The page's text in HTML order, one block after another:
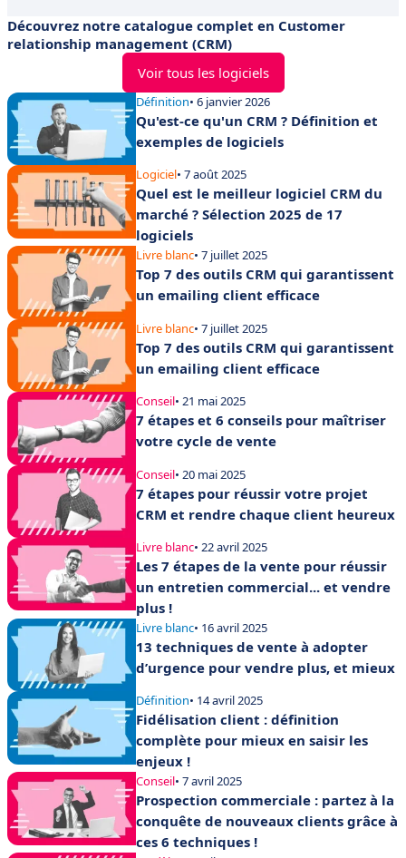
Découvrez notre catalogue complet en Customer
relationship management (CRM)
Voir tous les logiciels
Définition• 6 janvier 2026
Qu'est-ce qu'un CRM ? Définition et
exemples de logiciels
Logiciel• 7 août 2025
Quel est le meilleur logiciel CRM du
marché ? Sélection 2025 de 17
logiciels
Livre blanc• 7 juillet 2025
Top 7 des outils CRM qui garantissent
un emailing client efficace
Livre blanc• 7 juillet 2025
Top 7 des outils CRM qui garantissent
un emailing client efficace
Conseil• 21 mai 2025
7 étapes et 6 conseils pour maîtriser
votre cycle de vente
Conseil• 20 mai 2025
7 étapes pour réussir votre projet
CRM et rendre chaque client heureux
Livre blanc• 22 avril 2025
Les 7 étapes de la vente pour réussir
un entretien commercial... et vendre
plus !
Livre blanc• 16 avril 2025
13 techniques de vente à adopter
d’urgence pour vendre plus, et mieux
Définition• 14 avril 2025
Fidélisation client : définition
complète pour mieux en saisir les
enjeux !
Conseil• 7 avril 2025
Prospection commerciale : partez à la
conquête de nouveaux clients grâce à
ces 6 techniques !